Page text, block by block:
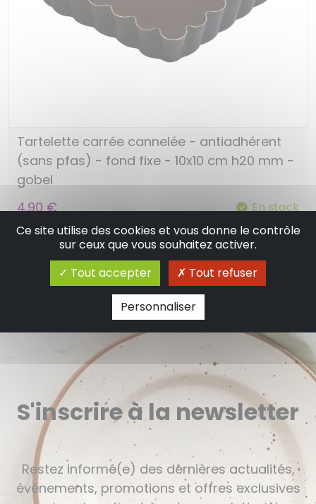
Tartelette carrée cannelée - antiadhérent
(sans pfas) - fond fixe - 10x10 cm h20 mm -
gobel
4.90 €
En stock
Ajouter au panier
S'inscrire à la newsletter
Restez informé(e) des dernières actualités,
événements, promotions et offres exclusives
Ce site utilise des cookies et vous donne le contrôle
sur ceux que vous souhaitez activer.
Tout accepter
Tout refuser
Personnaliser